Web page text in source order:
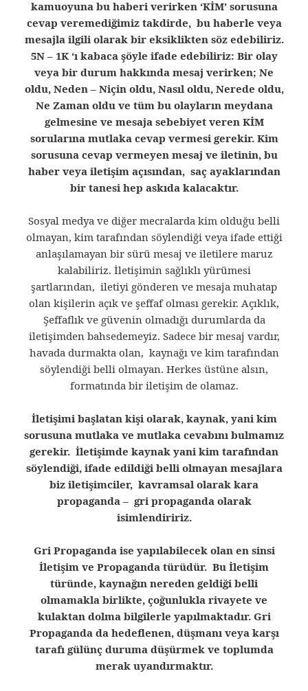
kamuoyuna bu haberi verirken ‘KİM’ sorusuna
cevap veremediğimiz takdirde, bu haberle veya
mesajla ilgili olarak bir eksiklikten söz edebiliriz.
5N – 1K ‘ı kabaca şöyle ifade edebiliriz: Bir olay
veya bir durum hakkında mesaj verirken; Ne
oldu, Neden – Niçin oldu, Nasıl oldu, Nerede oldu,
Ne Zaman oldu ve tüm bu olayların meydana
gelmesine ve mesaja sebebiyet veren KİM
sorularına mutlaka cevap vermesi gerekir. Kim
sorusuna cevap vermeyen mesaj ve iletinin, bu
haber veya iletişim açısından, saç ayaklarından
bir tanesi hep askıda kalacaktır.
Sosyal medya ve diğer mecralarda kim olduğu belli
olmayan, kim tarafından söylendiği veya ifade ettiği
anlaşılamayan bir sürü mesaj ve iletilere maruz
kalabiliriz. İletişimin sağlıklı yürümesi
şartlarından, iletiyi gönderen ve mesaja muhatap
olan kişilerin açık ve şeffaf olması gerekir. Açıklık,
Şeffaflık ve güvenin olmadığı durumlarda da
iletişimden bahsedemeyiz. Sadece bir mesaj vardır,
havada durmakta olan, kaynağı ve kim tarafından
söylendiği belli olmayan. Herkes üstüne alsın,
formatında bir iletişim de olamaz.
İletişimi başlatan kişi olarak, kaynak, yani kim
sorusuna mutlaka ve mutlaka cevabını bulmamız
gerekir. İletişimde kaynak yani kim tarafından
söylendiği, ifade edildiği belli olmayan mesajlara
biz iletişimciler, kavramsal olarak kara
propaganda – gri propaganda olarak
isimlendiririz.
Gri Propaganda ise yapılabilecek olan en sinsi
İletişim ve Propaganda türüdür. Bu İletişim
türünde, kaynağın nereden geldiği belli
olmamakla birlikte, çoğunlukla rivayete ve
kulaktan dolma bilgilerle yapılmaktadır. Gri
Propaganda da hedeflenen, düşmanı veya karşı
tarafı gülünç duruma düşürmek ve toplumda
merak uyandırmaktır.